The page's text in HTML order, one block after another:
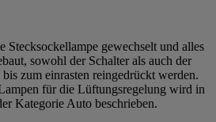
Stecksockellampe gewechselt und alles
sowohl der Schalter als auch der
zum einrasten reingedrückt werden.
für die Lüftungsregelung wird in
Kategorie Auto beschrieben.